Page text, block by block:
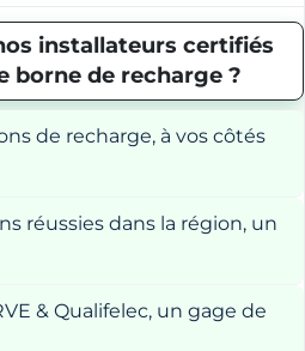
installateurs certifiés
borne de recharge ?
de recharge, à vos côtés
réussies dans la région, un
& Qualifelec, un gage de